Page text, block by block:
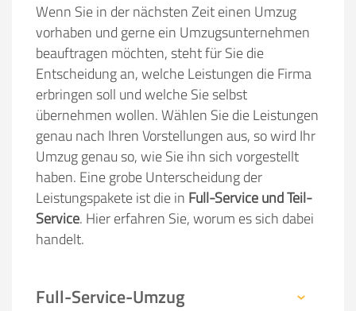
Wenn Sie in der nächsten Zeit einen Umzug
vorhaben und gerne ein Umzugsunternehmen
beauftragen möchten, steht für Sie die
Entscheidung an, welche Leistungen die Firma
erbringen soll und welche Sie selbst
übernehmen wollen. Wählen Sie die Leistungen
genau nach Ihren Vorstellungen aus, so wird Ihr
Umzug genau so, wie Sie ihn sich vorgestellt
haben. Eine grobe Unterscheidung der
Leistungspakete ist die in Full-Service und Teil-
Service. Hier erfahren Sie, worum es sich dabei
handelt.
Full-Service-Umzug